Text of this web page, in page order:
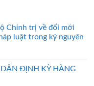
Chính trị về đổi mới
luật trong kỷ nguyên
ĐỊNH KỲ HÀNG